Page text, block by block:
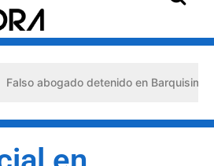
abogado detenido en Barquisimeto: